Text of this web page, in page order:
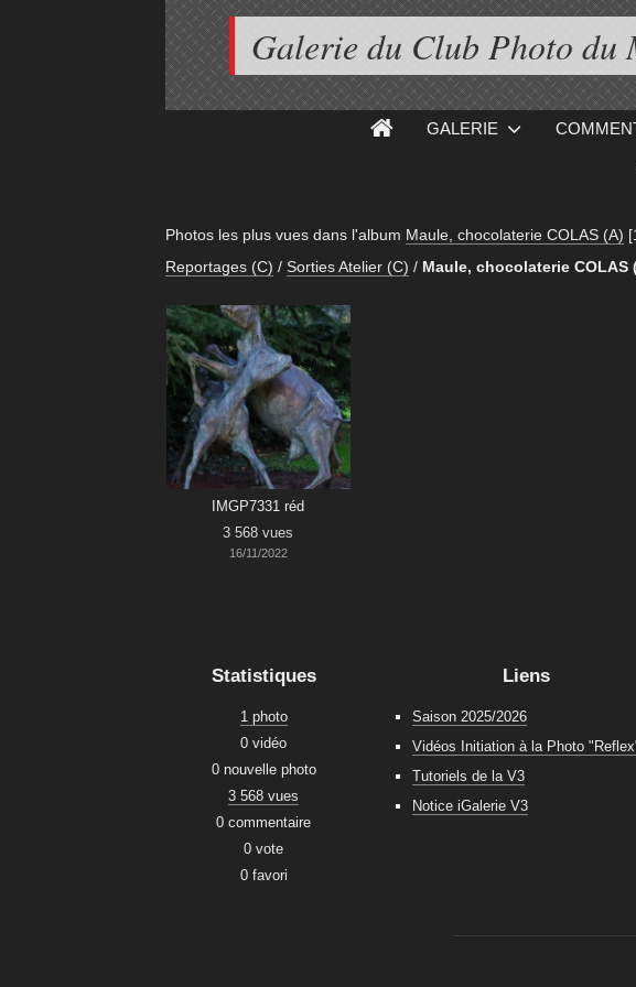
Galerie du Club Photo du
GALERIE
Photos les plus vues dans l'album Maule, chocolaterie COLAS (A)
Reportages (C) / Sorties Atelier (C) / Maule, chocolaterie COLAS
IMGP7331 réd
3 568 vues
16/11/2022
Statistiques
1 photo
0 vidéo
0 nouvelle photo
3 568 vues
0 commentaire
0 vote
0 favori
Liens
Saison 2025/2026
Vidéos Initiation à la Photo
Tutoriels de la V3
Notice iGalerie V3